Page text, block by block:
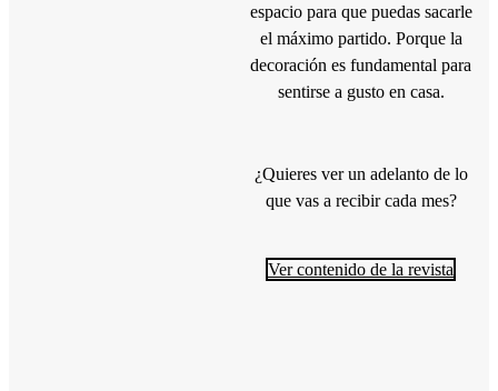
espacio para que puedas sacarle
el máximo partido. Porque la
decoración es fundamental para
sentirse a gusto en casa.
¿Quieres ver un adelanto de lo
que vas a recibir cada mes?
Ver contenido de la revista